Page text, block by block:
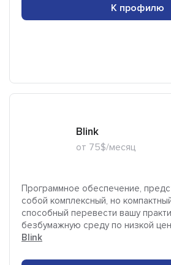
К профилю
Blink
от 75$/месяц
Программное обеспечение,
собой комплексный, но
способный перевести вашу
безбумажную среду по низкой
Blink